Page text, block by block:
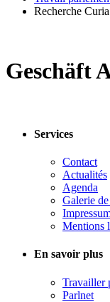
Recherche
Geschäft
Services
Contact
Actualités
Agenda
Galerie
Mentions
En savoir plus
Travailler
Parlnet